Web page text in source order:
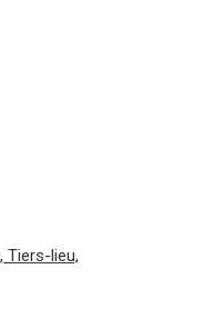
Tiers-lieu,